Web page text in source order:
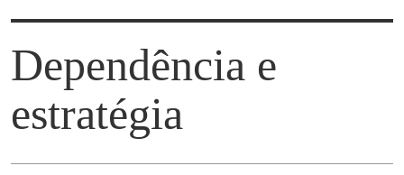
Dependência e
estratégia